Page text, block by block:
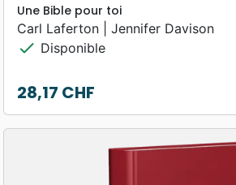
Une Bible pour toi
Carl Laferton | Jennifer Davison
check Disponible
Prix
28,17 CHF